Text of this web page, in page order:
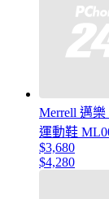
Merrell 邁樂
運動鞋
$3,680
$4,280